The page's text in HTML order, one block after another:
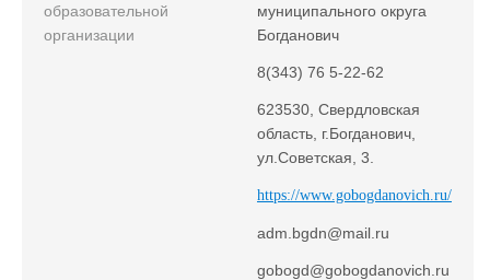
образовательной
организации
муниципального округа
Богданович
8(343) 76 5-22-62
623530, Свердловская
область, г.Богданович,
ул.Советская, 3.
https://www.gobogdanovich.ru/
adm.bgdn@mail.ru
gobogd@gobogdanovich.ru